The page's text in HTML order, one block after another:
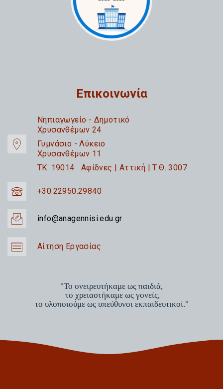
Επικοινωνία
Nηπιαγωγείο - Δημοτικό
Χρυσανθέμων 24
Γυμνάσιο - Λύκειο
Χρυσανθέμων 11
TK. 19014 Αφίδνες | Αττική | Τ.Θ. 3007
+30.22950.29840
info@anagennisi.edu.gr
Αίτηση Εργασίας
"Το ονειρευτήκαμε ως παιδιά,
το χρειαστήκαμε ως γονείς,
το υλοποιούμε ως υπεύθυνοι εκπαιδευτικοί."